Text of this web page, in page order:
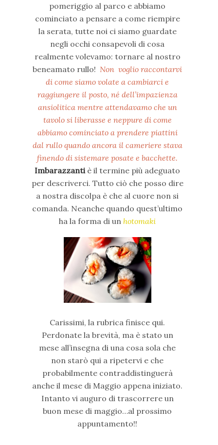
pomeriggio al parco e abbiamo
cominciato a pensare a come riempire
la serata, tutte noi ci siamo guardate
negli occhi consapevoli di cosa
realmente volevamo: tornare al nostro
beneamato rullo! Non voglio raccontarvi
di come siamo volate a cambiarci e
raggiungere il posto, né dell’impazienza
ansiolitica mentre attendavamo che un
tavolo si liberasse e neppure di come
abbiamo cominciato a prendere piattini
dal rullo quando ancora il cameriere stava
finendo di sistemare posate e bacchette.
Imbarazzanti è il termine più adeguato
per descriverci. Tutto ciò che posso dire
a nostra discolpa è che al cuore non si
comanda. Neanche quando quest’ultimo
ha la forma di un hotomaki
Carissimi, la rubrica finisce qui.
Perdonate la brevità, ma è stato un
mese all’insegna di una cosa sola che
non starò qui a ripetervi e che
probabilmente contraddistinguerà
anche il mese di Maggio appena iniziato.
Intanto vi auguro di trascorrere un
buon mese di maggio…al prossimo
appuntamento!!